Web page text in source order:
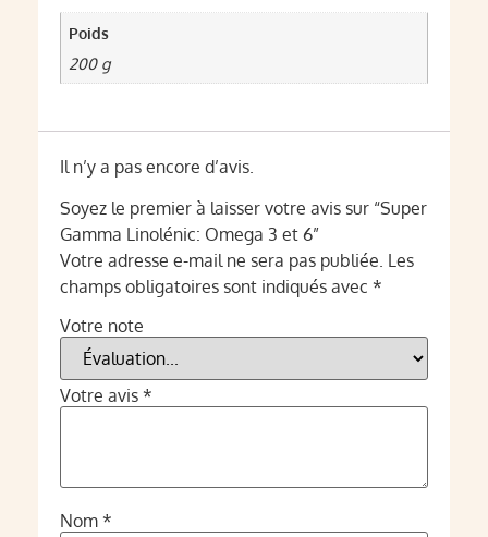
Poids
200 g
Il n’y a pas encore d’avis.
Soyez le premier à laisser votre avis sur “Super
Gamma Linolénic: Omega 3 et 6”
Votre adresse e-mail ne sera pas publiée. Les
champs obligatoires sont indiqués avec *
Votre note
Votre avis *
Nom *